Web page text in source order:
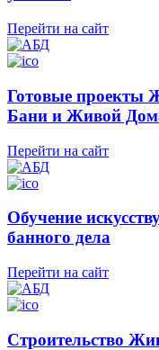
Перейти на сайт
Готовые проекты
Бани и Живой
Перейти на сайт
Обучение
банного дела
Перейти на сайт
Строительство